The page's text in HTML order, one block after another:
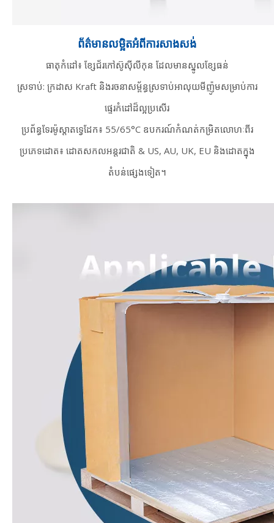
ព័ត៌មានលម្អិតអំពីការសាងសង់
ធាតុកំដៅ៖ ខ្សែជ័រកៅស៊ូស៊ីលីកុន ដែលមានស្នូលខ្សែធន់
ស្រទាប់: ក្រដាស Kraft និងរចនាសម្ព័ន្ធស្រទាប់អាលុយមីញ៉ូមសម្រាប់ការ
ផ្ទេរកំដៅដ៏ល្អប្រសើរ
ប្រព័ន្ធទែរម៉ូស្តាតទ្វេដែក៖ 55/65°C ឧបករណ៍កំណត់កម្រិតលោហៈពីរ
ប្រភេទដោត៖ ដោតសកលអន្តរជាតិ & US, AU, UK, EU និងដោតក្នុង
តំបន់ផ្សេងទៀត។